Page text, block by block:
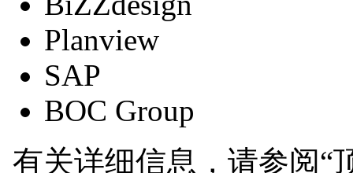
Planview
SAP
BOC Group
有关详细信息，请参阅“